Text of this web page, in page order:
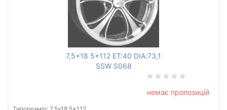
7,5x18 5x112 ET:40 DIA:73,1
SSW S068
немає пропозицій